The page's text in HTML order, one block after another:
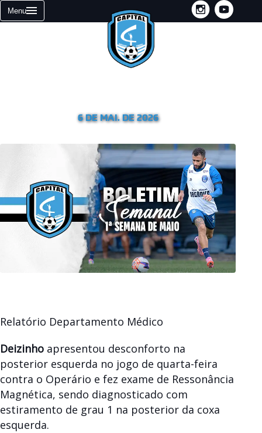
Menu INSTAGRAM
YOUTUBE
NOTÍCIAS
6 DE MAI. DE 2026
Relatório Departamento Médico
Deizinho apresentou desconforto na
posterior esquerda no jogo de quarta-feira
contra o Operário e fez exame de Ressonância
Magnética, sendo diagnosticado com
estiramento de grau 1 na posterior da coxa
esquerda.